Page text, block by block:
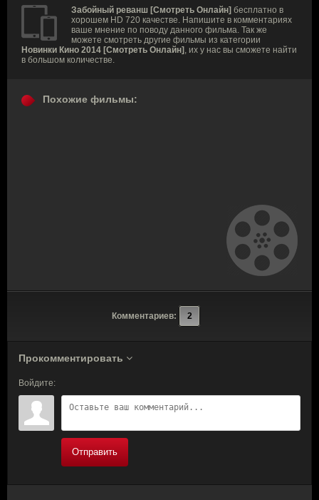
Забойный реванш [Смотреть Онлайн] бесплатно в
хорошем HD 720 качестве. Напишите в комментариях
ваше мнение по поводу данного фильма. Так же
можете смотреть другие фильмы из категории
Новинки Кино 2014 [Смотреть Онлайн] , их у нас вы сможете найти
в большом количестве.
Похожие фильмы:
Комментариев: 2
Прокомментировать
Войдите:
Отправить